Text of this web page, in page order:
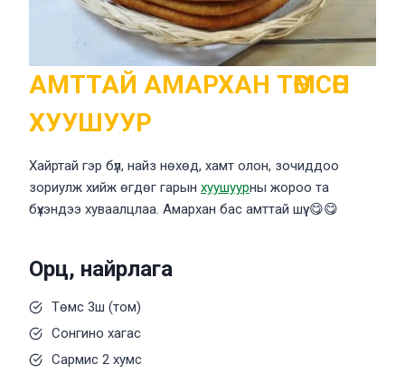
АМТТАЙ АМАРХАН ТӨМСӨН
ХУУШУУР
Хайртай гэр бүл, найз нөхөд, хамт олон, зочиддоо
зориулж хийж өгдөг гарын хуушуурны жороо та
бүхэндээ хуваалцлаа. Амархан бас амттай шүү. 😋😋
Орц, найрлага
Төмс 3ш (том)
Сонгино хагас
Сармис 2 хумс